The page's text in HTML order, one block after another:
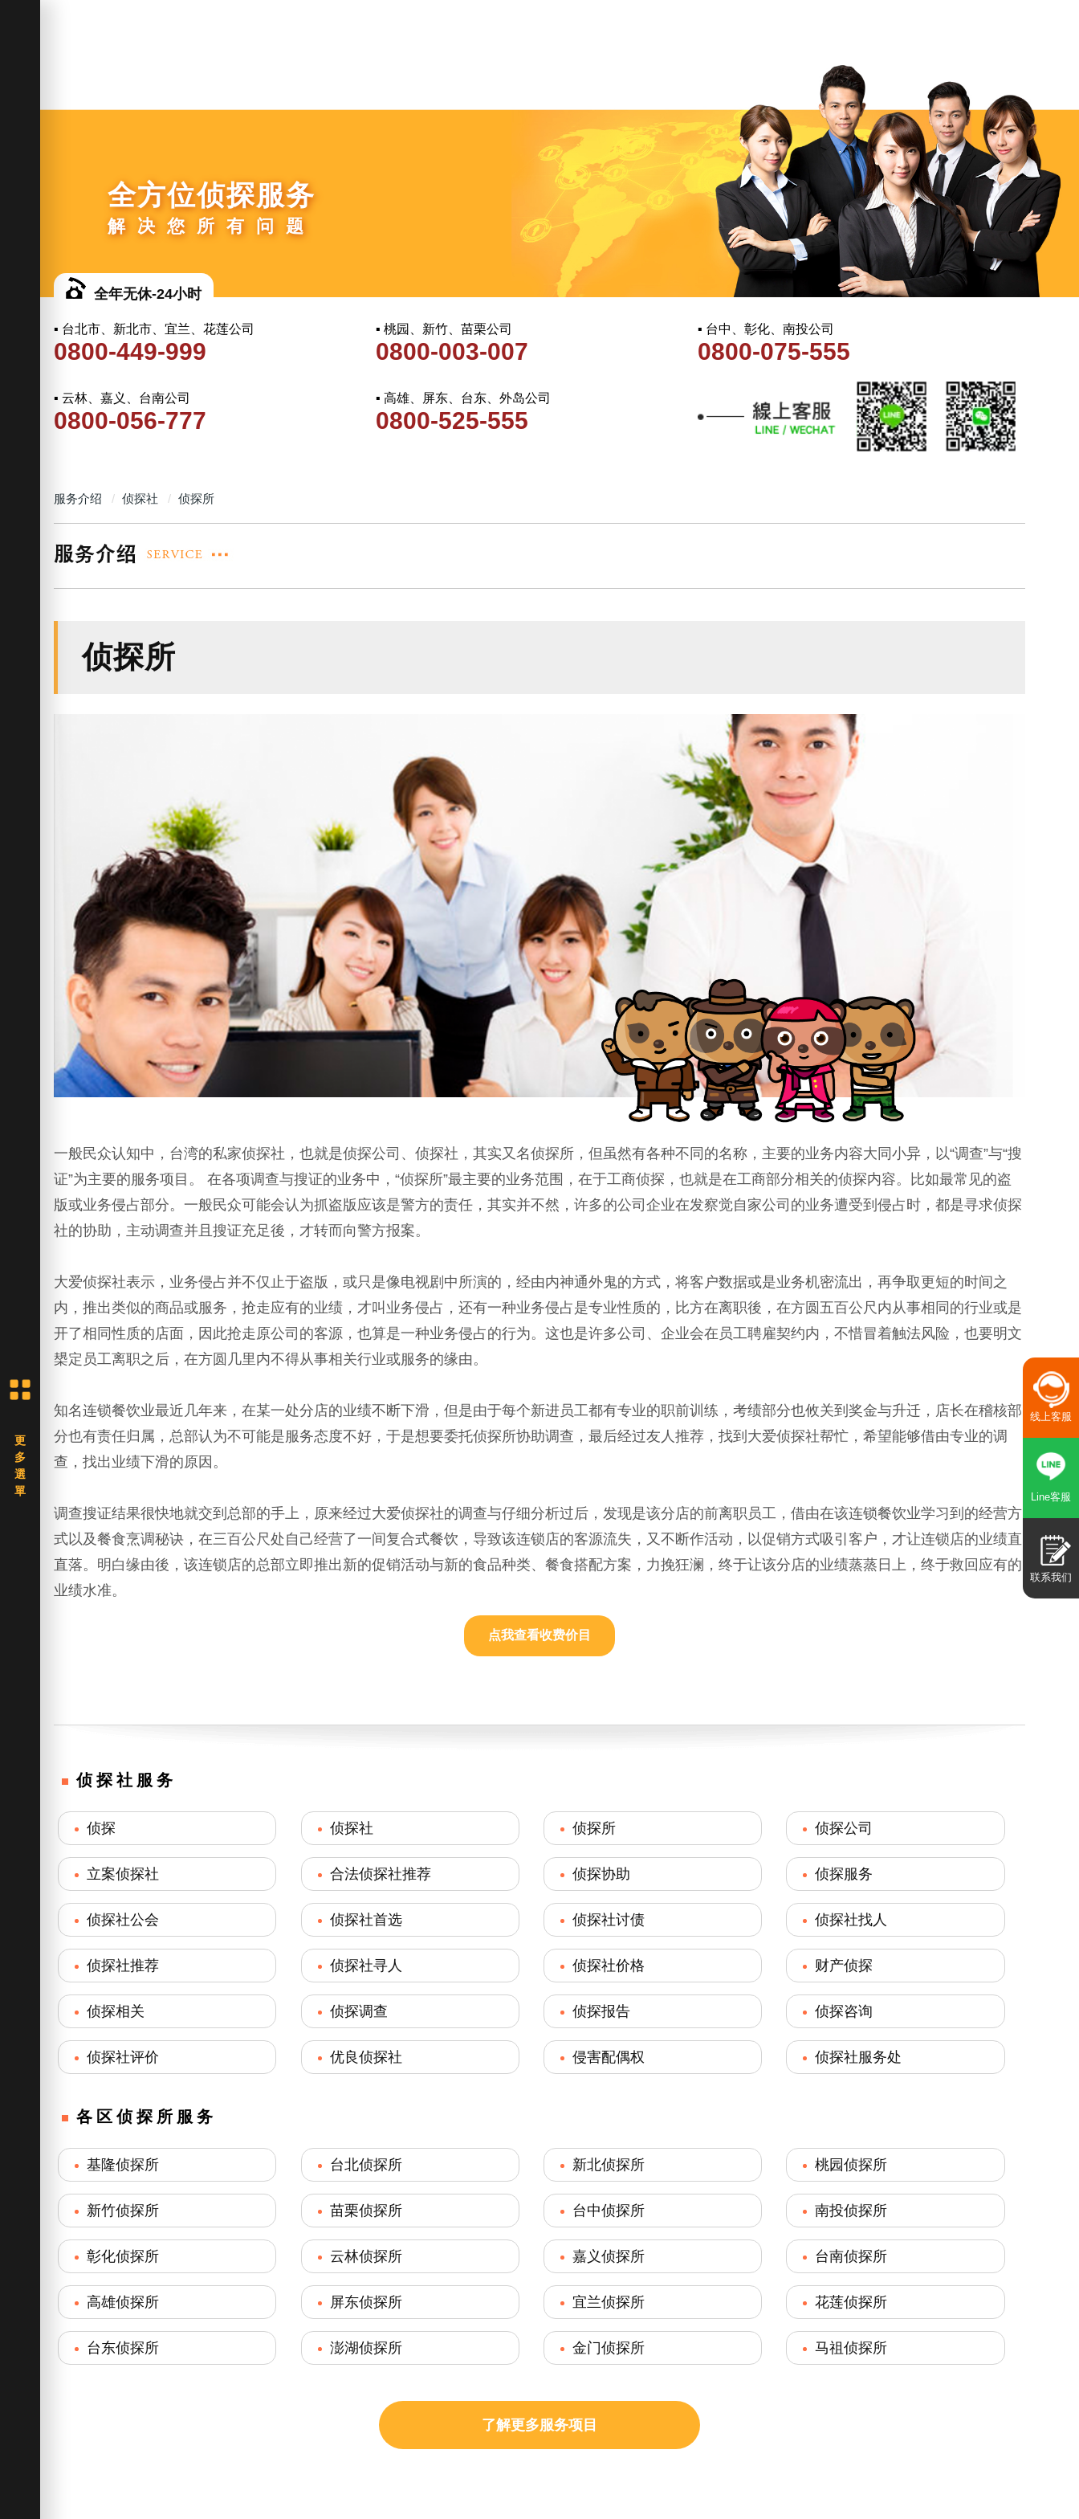
全方位侦探服务
解决您所有问题
全年无休-24小时
▪ 台北市、新北市、宜兰、花莲公司
0800-449-999
▪ 桃园、新竹、苗栗公司
0800-003-007
▪ 台中、彰化、南投公司
0800-075-555
▪ 云林、嘉义、台南公司
0800-056-777
▪ 高雄、屏东、台东、外岛公司
0800-525-555
服务介绍 侦探社 侦探所
侦探所
一般民众认知中，台湾的私家侦探社，也就是侦探公司、侦探社，其实又名侦探所，但虽然有各种不同的名称，主要的业务内容大同小异，以“调查”与“搜
证”为主要的服务项目。 在各项调查与搜证的业务中，“侦探所”最主要的业务范围，在于工商侦探，也就是在工商部分相关的侦探内容。比如最常见的盗
版或业务侵占部分。一般民众可能会认为抓盗版应该是警方的责任，其实并不然，许多的公司企业在发察觉自家公司的业务遭受到侵占时，都是寻求侦探
社的协助，主动调查并且搜证充足後，才转而向警方报案。
大爱侦探社表示，业务侵占并不仅止于盗版，或只是像电视剧中所演的，经由内神通外鬼的方式，将客户数据或是业务机密流出，再争取更短的时间之
内，推出类似的商品或服务，抢走应有的业绩，才叫业务侵占，还有一种业务侵占是专业性质的，比方在离职後，在方圆五百公尺内从事相同的行业或是
开了相同性质的店面，因此抢走原公司的客源，也算是一种业务侵占的行为。这也是许多公司、企业会在员工聘雇契约内，不惜冒着触法风险，也要明文
槼定员工离职之后，在方圆几里内不得从事相关行业或服务的缘由。
知名连锁餐饮业最近几年来，在某一处分店的业绩不断下滑，但是由于每个新进员工都有专业的职前训练，考绩部分也攸关到奖金与升迁，店长在稽核部
分也有责任归属，总部认为不可能是服务态度不好，于是想要委托侦探所协助调查，最后经过友人推荐，找到大爱侦探社帮忙，希望能够借由专业的调
查，找出业绩下滑的原因。
调查搜证结果很快地就交到总部的手上，原来经过大爱侦探社的调查与仔细分析过后，发现是该分店的前离职员工，借由在该连锁餐饮业学习到的经营方
式以及餐食烹调秘诀，在三百公尺处自己经营了一间复合式餐饮，导致该连锁店的客源流失，又不断作活动，以促销方式吸引客户，才让连锁店的业绩直
直落。明白缘由後，该连锁店的总部立即推出新的促销活动与新的食品种类、餐食搭配方案，力挽狂澜，终于让该分店的业绩蒸蒸日上，终于救回应有的
业绩水准。
点我查看收费价目
侦探社服务
侦探 侦探社 侦探所 侦探公司
立案侦探社 合法侦探社推荐 侦探协助 侦探服务
侦探社公会 侦探社首选 侦探社讨债 侦探社找人
侦探社推荐 侦探社寻人 侦探社价格 财产侦探
侦探相关 侦探调查 侦探报告 侦探咨询
侦探社评价 优良侦探社 侵害配偶权 侦探社服务处
各区侦探所服务
基隆侦探所 台北侦探所 新北侦探所 桃园侦探所
新竹侦探所 苗栗侦探所 台中侦探所 南投侦探所
彰化侦探所 云林侦探所 嘉义侦探所 台南侦探所
高雄侦探所 屏东侦探所 宜兰侦探所 花莲侦探所
台东侦探所 澎湖侦探所 金门侦探所 马祖侦探所
了解更多服务项目
线上客服
Line客服
联系我们